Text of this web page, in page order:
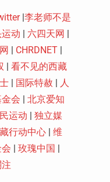
|李老师不是
动 | 六四天网 |
| CHRDNET |
| 看不见的西藏
| 国际特赦 | 人
会 | 北京爱知
运动 | 独立媒
行动中心 | 维
| 玫瑰中国 |